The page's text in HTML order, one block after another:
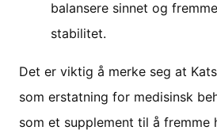
balansere sinnet og
stabilitet.
Det er viktig å merke seg at
som erstatning for medisinsk
som et supplement til å